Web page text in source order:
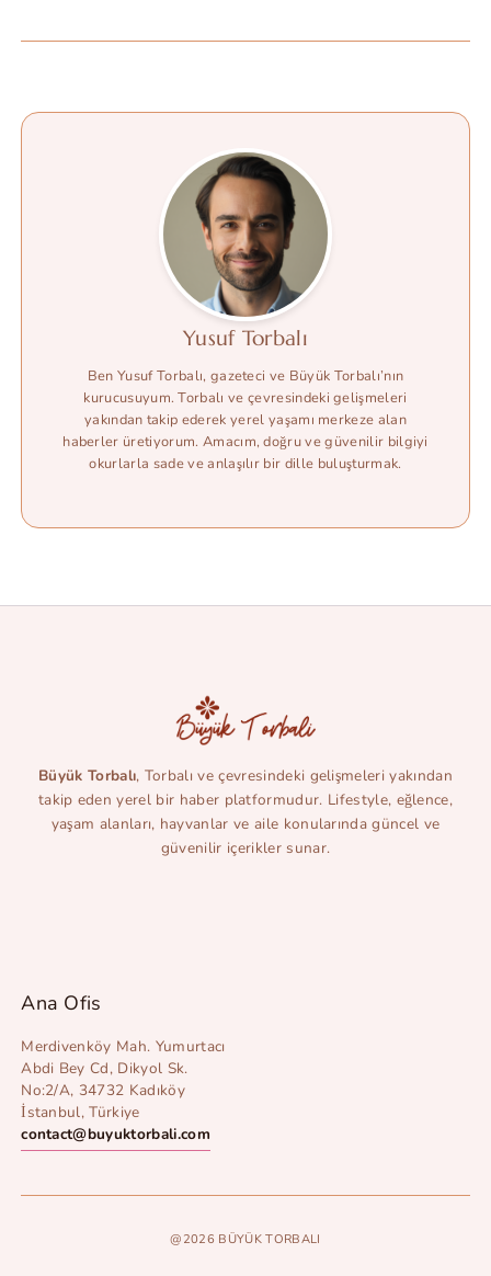
Yusuf Torbalı
Ben Yusuf Torbalı, gazeteci ve Büyük Torbalı’nın
kurucusuyum. Torbalı ve çevresindeki gelişmeleri
yakından takip ederek yerel yaşamı merkeze alan
haberler üretiyorum. Amacım, doğru ve güvenilir bilgiyi
okurlarla sade ve anlaşılır bir dille buluşturmak.
Büyük Torbalı, Torbalı ve çevresindeki gelişmeleri yakından
takip eden yerel bir haber platformudur. Lifestyle, eğlence,
yaşam alanları, hayvanlar ve aile konularında güncel ve
güvenilir içerikler sunar.
Ana Ofis
Merdivenköy Mah. Yumurtacı
Abdi Bey Cd, Dikyol Sk.
No:2/A, 34732 Kadıköy
İstanbul, Türkiye
contact@buyuktorbali.com
@2026 BÜYÜK TORBALI